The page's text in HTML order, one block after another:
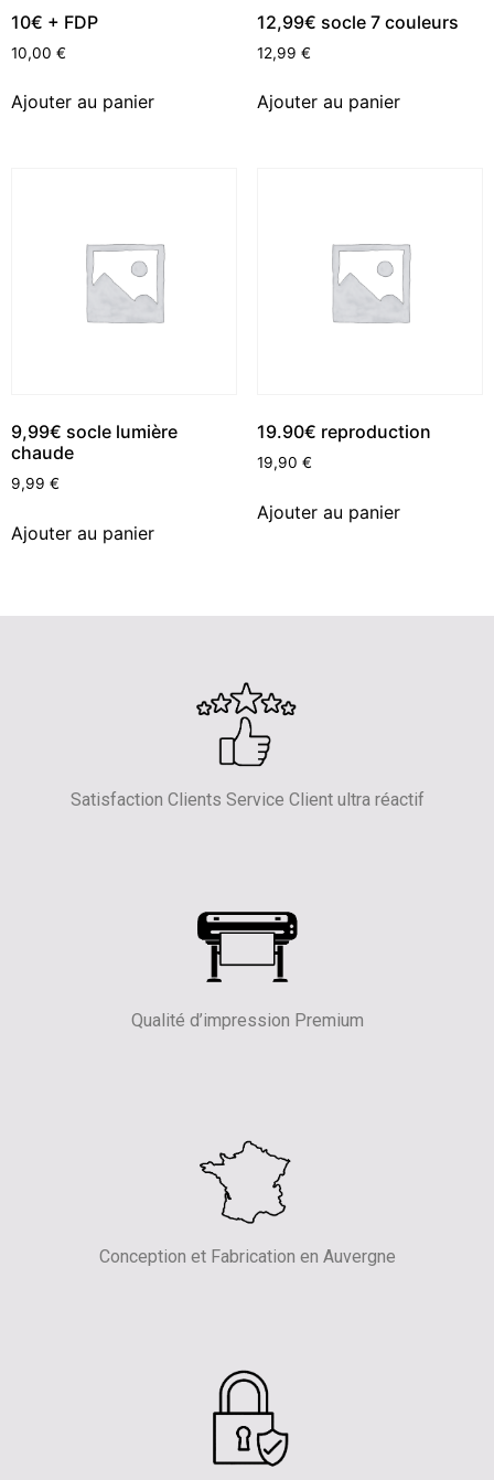
10€ + FDP
10,00 €
Ajouter au panier
12,99€ socle 7 couleurs
12,99 €
Ajouter au panier
9,99€ socle lumière
chaude
9,99 €
Ajouter au panier
19.90€ reproduction
19,90 €
Ajouter au panier
Satisfaction Clients Service Client ultra réactif
Qualité d’impression Premium
Conception et Fabrication en Auvergne